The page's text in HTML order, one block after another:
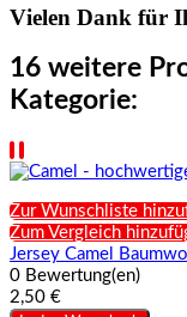
Vielen Dank für
16 weitere
Kategorie:
Zur Wunschliste
Zum Vergleich
Jersey Camel
0 Bewertung(en)
2,50 €